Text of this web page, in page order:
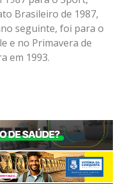
Brasileiro de 1987,
seguinte, foi para o
e no Primavera de
em 1993.